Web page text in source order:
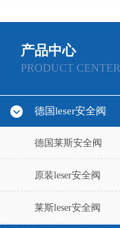
产品中心
PRODUCT CENTER
德国leser安全阀
德国莱斯安全阀
原装leser安全阀
莱斯leser安全阀